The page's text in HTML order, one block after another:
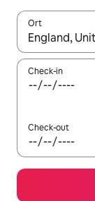
Ort
Wenn
Check-in
Check-out